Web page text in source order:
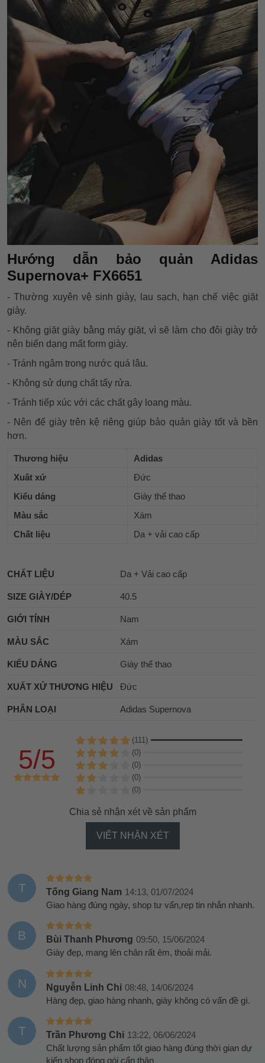
Hướng dẫn bảo quản Adidas
Supernova+ FX6651
- Thường xuyên vệ sinh giày, lau sạch, hạn chế việc giặt
giày.
- Không giặt giày bằng máy giặt, vì sẽ làm cho đôi giày trở
nên biến dạng mất form giày.
- Tránh ngâm trong nước quá lâu.
- Không sử dụng chất tẩy rửa.
- Tránh tiếp xúc với các chất gây loang màu.
- Nên để giày trên kệ riêng giúp bảo quản giày tốt và bền
hơn.
Thương hiệu
Adidas
Xuât xứ
Đức
Kiểu dáng
Giày thể thao
Màu sắc
Xám
Chất liệu
Da + vải cao cấp
CHẤT LIỆU Da + Vải cao cấp
SIZE GIÀY/DÉP 40.5
GIỚI TÍNH Nam
MÀU SẮC Xám
KIỂU DÁNG Giày thể thao
XUẤT XỨ THƯƠNG HIỆU Đức
PHÂN LOẠI Adidas Supernova
5/5
(111)
(0)
(0)
(0)
(0)
Chia sẻ nhận xét về sản phẩm
VIẾT NHẬN XÉT
T Tống Giang Nam 14:13, 01/07/2024
Giao hàng đúng ngày, shop tư vấn,rep tin nhắn nhanh.
B Bùi Thanh Phương 09:50, 15/06/2024
Giày đẹp, mang lên chân rất êm, thoải mải.
N Nguyễn Linh Chi 08:48, 14/06/2024
Hàng đẹp, giao hàng nhanh, giày không có vấn đề gì.
T Trần Phương Chi 13:22, 06/06/2024
Chất lượng sản phẩm tốt giao hàng đúng thời gian dự
kiến shop đóng gói cẩn thận